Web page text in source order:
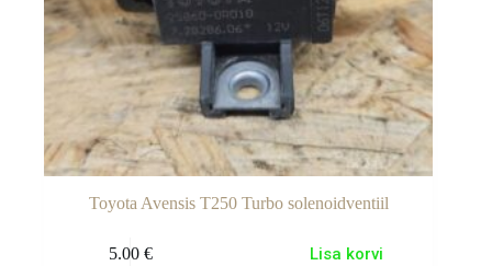
Toyota Avensis T250 Turbo solenoidventiil
5.00 € Lisa korvi